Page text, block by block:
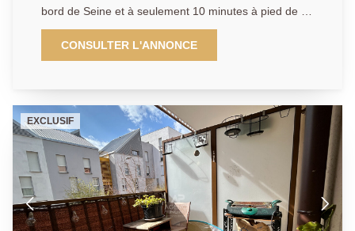
bord de Seine et à seulement 10 minutes à pied de la
gare de Poissy, à proximité immédiate des
commerces, l'AGENCE PRINCIPALE, vous propose
en exclusivité un bel appartement de 55.72m2 en rez-
équipée, 2 chambres, une salle de bains et un wc
indépendant. Ce bien dispose d'une place de parking
au sous-sol AGENCE PRINCIPALE: 01.30.06.69.69
(collaborateur salarié D.H)
CONSULTER L'ANNONCE
EXCLUSIF